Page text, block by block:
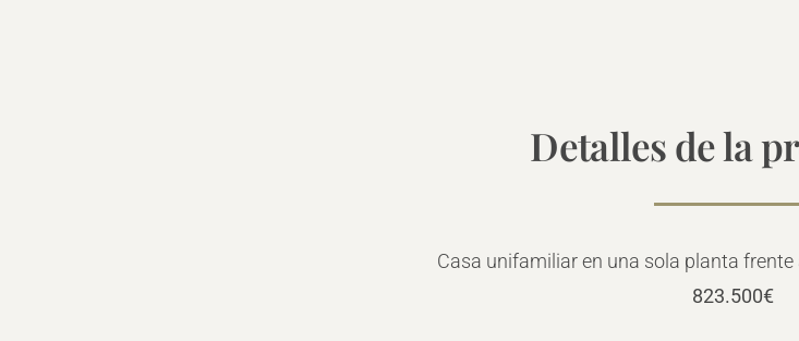
Detalles de la
Casa unifamiliar en una sola planta
823.500€